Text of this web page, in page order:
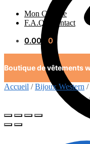
Mon Compte
F.A.Q / Contact
0.00€ 0
Boutique de vêtements
Accueil /Bijoux Western /